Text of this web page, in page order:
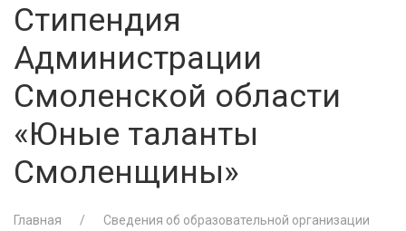
Стипендия
Администрации
Смоленской области
«Юные таланты
Смоленщины»
Главная
Сведения об образовательной организации